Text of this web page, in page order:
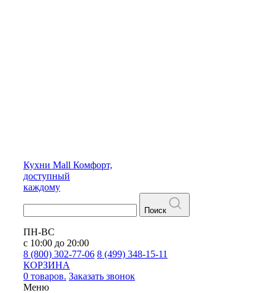
Кухни Mall Комфорт,
доступный
каждому
Поиск
ПН-ВС
с 10:00 до 20:00
8 (800) 302-77-06 8 (499) 348-15-11
КОРЗИНА
0 товаров. Заказать звонок
Меню